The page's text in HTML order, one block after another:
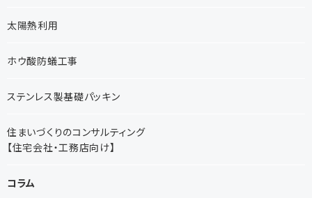
太陽熱利用
ホウ酸防蟻工事
ステンレス製基礎パッキン
住まいづくりのコンサルティング
【住宅会社・工務店向け】
コラム